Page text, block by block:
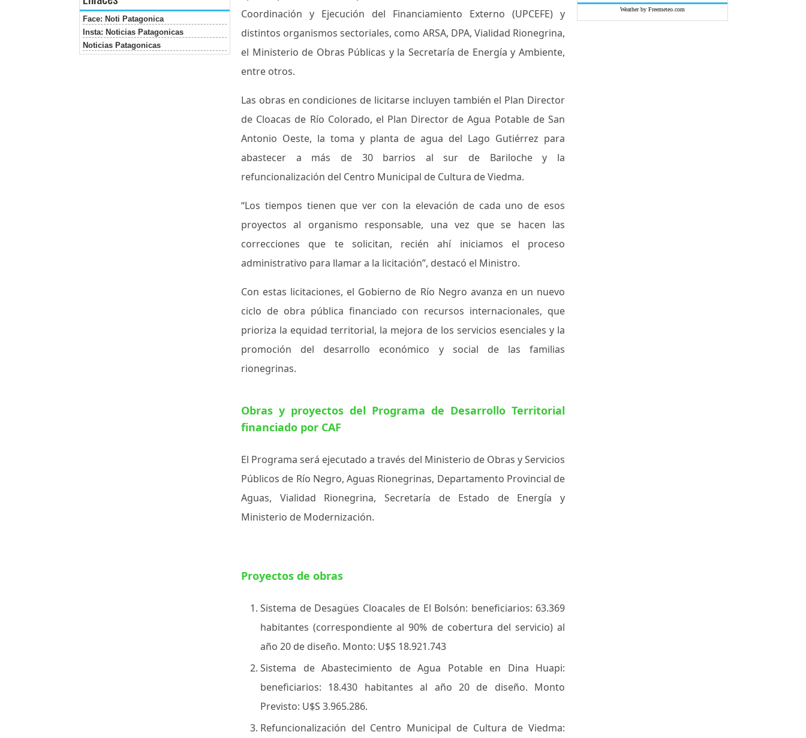
Face: Noti Patagonica
Insta: Noticias Patagonicas
Noticias Patagonicas
Coordinación y Ejecución del Financiamiento Externo (UPCEFE) y
distintos organismos sectoriales, como ARSA, DPA, Vialidad Rionegrina,
el Ministerio de Obras Públicas y la Secretaría de Energía y Ambiente,
entre otros.
Las obras en condiciones de licitarse incluyen también el Plan Director
de Cloacas de Río Colorado, el Plan Director de Agua Potable de San
Antonio Oeste, la toma y planta de agua del Lago Gutiérrez para
abastecer a más de 30 barrios al sur de Bariloche y la
refuncionalización del Centro Municipal de Cultura de Viedma.
“Los tiempos tienen que ver con la elevación de cada uno de esos
proyectos al organismo responsable, una vez que se hacen las
correcciones que te solicitan, recién ahí iniciamos el proceso
administrativo para llamar a la licitación”, destacó el Ministro.
Con estas licitaciones, el Gobierno de Río Negro avanza en un nuevo
ciclo de obra pública financiado con recursos internacionales, que
prioriza la equidad territorial, la mejora de los servicios esenciales y la
promoción del desarrollo económico y social de las familias
rionegrinas.
Obras y proyectos del Programa de Desarrollo Territorial
financiado por CAF
El Programa será ejecutado a través del Ministerio de Obras y Servicios
Públicos de Río Negro, Aguas Rionegrinas, Departamento Provincial de
Aguas, Vialidad Rionegrina, Secretaría de Estado de Energía y
Ministerio de Modernización.
Proyectos de obras
Sistema de Desagües Cloacales de El Bolsón: beneficiarios: 63.369
habitantes (correspondiente al 90% de cobertura del servicio) al
año 20 de diseño. Monto: U$S 18.921.743
Sistema de Abastecimiento de Agua Potable en Dina Huapi:
beneficiarios: 18.430 habitantes al año 20 de diseño. Monto
Previsto: U$S 3.965.286.
Refuncionalización del Centro Municipal de Cultura de Viedma:
Weather by Freemeteo.com